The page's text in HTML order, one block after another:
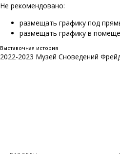
Не рекомендовано:
размещать графику под
размещать графику в
Выставочная история
2022-2023 Музей Сноведений